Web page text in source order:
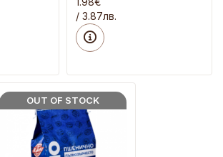
/ 3.87лв.
OUT OF STOCK